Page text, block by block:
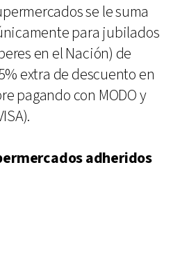
se le suma
para jubilados
en el Nación) de
extra de descuento en
pagando con MODO y
adheridos